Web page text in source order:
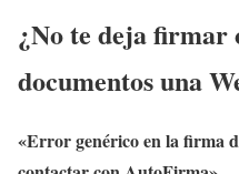
¿No te deja firmar
documentos una
«Error genérico en la firma